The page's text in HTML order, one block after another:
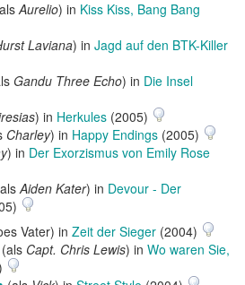
Aurelio) in Kiss Kiss, Bang Bang
Laviana) in Jagd auf den BTK-Killer
Gandu Three Echo) in Die Insel
) in Herkules (2005)
Charley) in Happy Endings (2005)
) in Der Exorzismus von Emily Rose
Aiden Kater) in Devour - Der
Vater) in Zeit der Sieger (2004)
Capt. Chris Lewis) in Wo waren Sie,